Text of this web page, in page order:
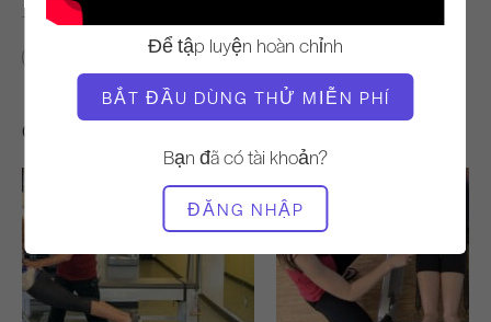
Để tập luyện hoàn chỉnh
BẮT ĐẦU DÙNG THỬ MIỄN PHÍ
Bạn đã có tài khoản?
ĐĂNG NHẬP
TÌM LỚP HỌC TƯƠNG TỰ CHO
Người cải cách
Các bài tập khác bạn có thể thích